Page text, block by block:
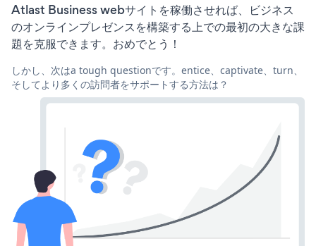
Atlast Business webサイトを稼働させれば、ビジネス
のオンラインプレゼンスを構築する上での最初の大きな課
題を克服できます。おめでとう！
しかし、次はa tough questionです。entice、captivate、turn、
そしてより多くの訪問者をサポートする方法は？